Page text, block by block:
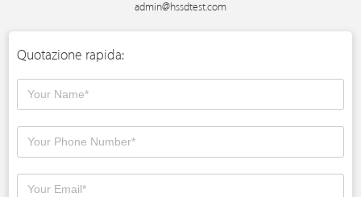
admin@hssdtest.com
Quotazione rapida: